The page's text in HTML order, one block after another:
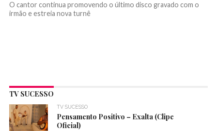
O cantor continua promovendo o último disco gravado com o
irmão e estreia nova turnê
TV SUCESSO
TV SUCESSO
Pensamento Positivo – Exalta (Clipe
Oficial)